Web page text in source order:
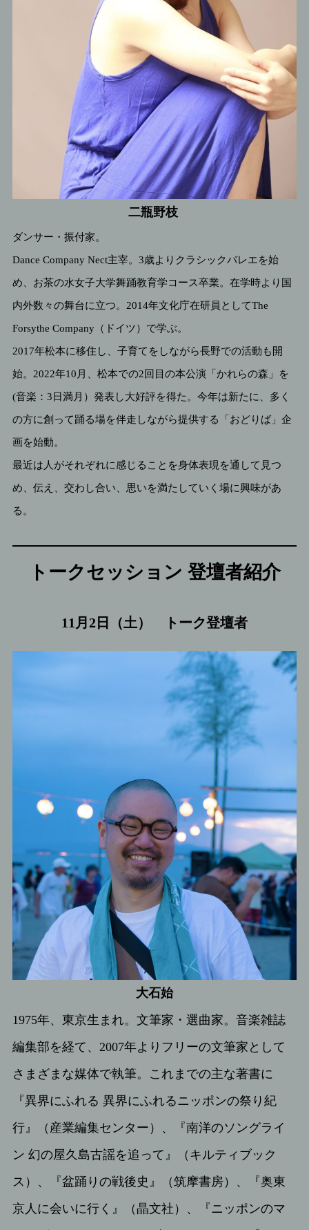
二瓶野枝
ダンサー・振付家。
Dance Company Nect主宰。3歳よりクラシックバレエを始
め、お茶の水女子大学舞踊教育学コース卒業。在学時より国
内外数々の舞台に立つ。2014年文化庁在研員としてThe
Forsythe Company（ドイツ）で学ぶ。
2017年松本に移住し、子育てをしながら長野での活動も開
始。2022年10月、松本での2回目の本公演「かれらの森」を
(音楽：3日満月）発表し大好評を得た。今年は新たに、多く
の方に創って踊る場を伴走しながら提供する「おどりば」企
画を始動。
最近は人がそれぞれに感じることを身体表現を通して見つ
め、伝え、交わし合い、思いを満たしていく場に興味があ
る。
トークセッション 登壇者紹介
11月2日（土） トーク登壇者
大石始
1975年、東京生まれ。文筆家・選曲家。音楽雑誌
編集部を経て、2007年よりフリーの文筆家として
さまざまな媒体で執筆。これまでの主な著書に
『異界にふれる 異界にふれるニッポンの祭り紀
行』（産業編集センター）、『南洋のソングライ
ン 幻の屋久島古謡を追って』（キルティブック
ス）、『盆踊りの戦後史』（筑摩書房）、『奥東
京人に会いに行く』（晶文社）、『ニッポンのマ